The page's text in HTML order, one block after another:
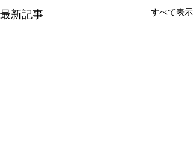
最新記事 すべて表示